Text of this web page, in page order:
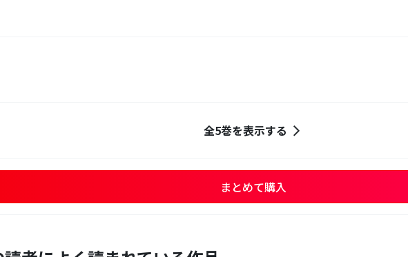
全5巻を表示する
まとめて購入